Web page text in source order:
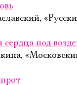
сердца под